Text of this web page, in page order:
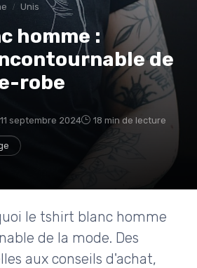
Unis
homme :
de
robe
11 septembre 2024 18 min de lecture
le tshirt blanc homme
de la mode. Des
aux conseils d'achat,